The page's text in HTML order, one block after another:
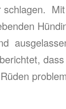
schlagen.